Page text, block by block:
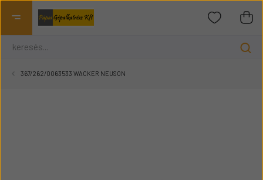
367/262/0063533 WACKER NEUSON